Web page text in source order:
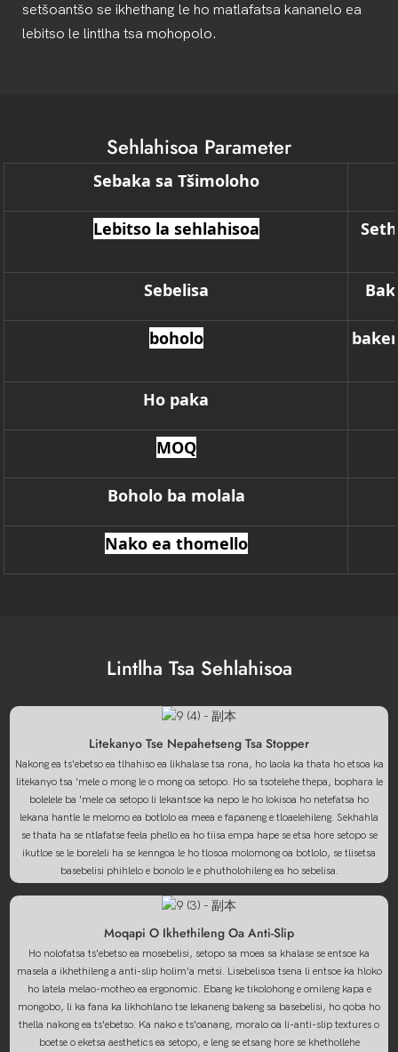
setšoantšo se ikhethang le ho matlafatsa kananelo ea
lebitso le lintlha tsa mohopolo.
Sehlahisoa Parameter
Sebaka sa Tšimoloho
Lebitso la sehlahisoa
Sebelisa
boholo
Ho paka
MOQ
Boholo ba molala
Nako ea thomello
Lintlha Tsa Sehlahisoa
Litekanyo Tse Nepahetseng Tsa Stopper
Nakong ea ts'ebetso ea tlhahiso ea likhalase tsa rona, ho laola ka thata ho etsoa ka
litekanyo tsa 'mele o mong le o mong oa setopo. Ho sa tsotelehe thepa, bophara le
bolelele ba 'mele oa setopo li lekantsoe ka nepo le ho lokisoa ho netefatsa ho
lekana hantle le melomo ea botlolo ea meea e fapaneng e tloaelehileng. Sekhahla
se thata ha se ntlafatse feela phello ea ho tiisa empa hape se etsa hore setopo se
ikutloe se le boreleli ha se kenngoa le ho tlosoa molomong oa botlolo, se tlisetsa
basebelisi phihlelo e bonolo le e phutholohileng ea ho sebelisa.
Moqapi O Ikhethileng Oa Anti-Slip
Ho nolofatsa ts'ebetso ea mosebelisi, setopo sa moea sa khalase se entsoe ka
masela a ikhethileng a anti-slip holim'a metsi. Lisebelisoa tsena li entsoe ka hloko
ho latela melao-motheo ea ergonomic. Ebang ke tikolohong e omileng kapa e
mongobo, li ka fana ka likhohlano tse lekaneng bakeng sa basebelisi, ho qoba ho
thella nakong ea ts'ebetso. Ka nako e ts'oanang, moralo oa li-anti-slip textures o
boetse o eketsa aesthetics ea setopo, e leng se etsang hore se khethollehe